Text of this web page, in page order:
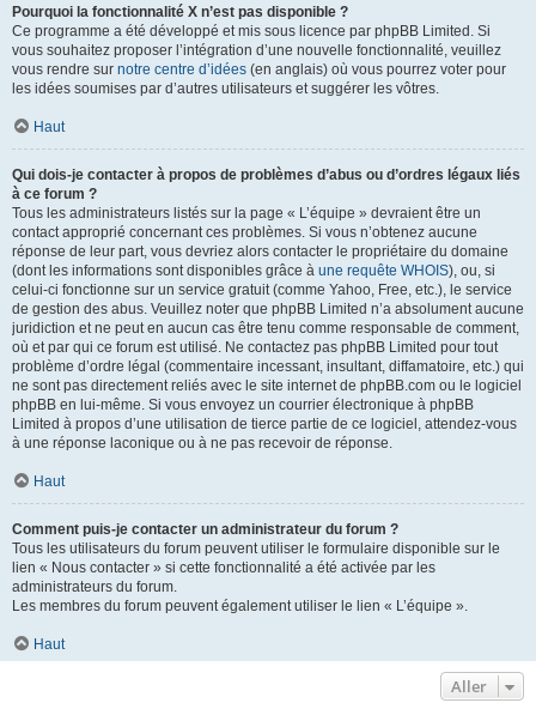
Pourquoi la fonctionnalité X n’est pas disponible ?
Ce programme a été développé et mis sous licence par phpBB Limited. Si
vous souhaitez proposer l’intégration d’une nouvelle fonctionnalité, veuillez
vous rendre sur notre centre d’idées (en anglais) où vous pourrez voter pour
les idées soumises par d’autres utilisateurs et suggérer les vôtres.
Haut
Qui dois-je contacter à propos de problèmes d’abus ou d’ordres légaux liés
à ce forum ?
Tous les administrateurs listés sur la page « L’équipe » devraient être un
contact approprié concernant ces problèmes. Si vous n’obtenez aucune
réponse de leur part, vous devriez alors contacter le propriétaire du domaine
(dont les informations sont disponibles grâce à une requête WHOIS), ou, si
celui-ci fonctionne sur un service gratuit (comme Yahoo, Free, etc.), le service
de gestion des abus. Veuillez noter que phpBB Limited n’a absolument aucune
juridiction et ne peut en aucun cas être tenu comme responsable de comment,
où et par qui ce forum est utilisé. Ne contactez pas phpBB Limited pour tout
problème d’ordre légal (commentaire incessant, insultant, diffamatoire, etc.) qui
ne sont pas directement reliés avec le site internet de phpBB.com ou le logiciel
phpBB en lui-même. Si vous envoyez un courrier électronique à phpBB
Limited à propos d’une utilisation de tierce partie de ce logiciel, attendez-vous
à une réponse laconique ou à ne pas recevoir de réponse.
Haut
Comment puis-je contacter un administrateur du forum ?
Tous les utilisateurs du forum peuvent utiliser le formulaire disponible sur le
lien « Nous contacter » si cette fonctionnalité a été activée par les
administrateurs du forum.
Les membres du forum peuvent également utiliser le lien « L’équipe ».
Haut
Aller